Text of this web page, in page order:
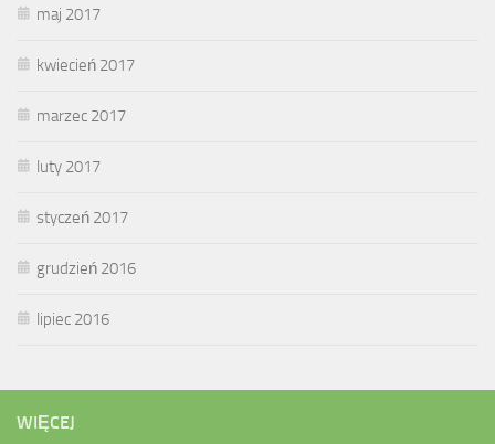
maj 2017
kwiecień 2017
marzec 2017
luty 2017
styczeń 2017
grudzień 2016
lipiec 2016
WIĘCEJ